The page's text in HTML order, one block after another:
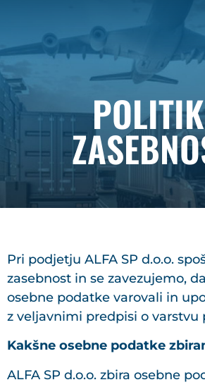
Pri podjetju ALFA SP d.o.o.
zasebnost in se zavezujemo,
osebne podatke varovali in
z veljavnimi predpisi o varstvu
Kakšne osebne podatke
ALFA SP d.o.o. zbira osebne